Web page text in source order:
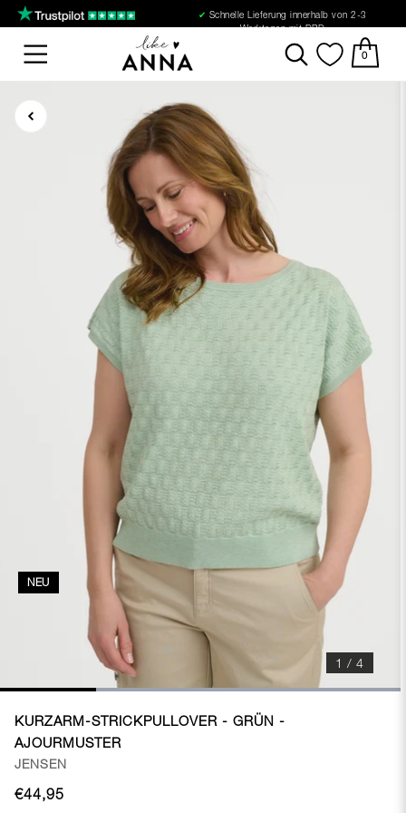
✔ Schnelle Lieferung innerhalb von 2-3
Werktagen mit DPD
0
1 / 4
KURZARM-STRICKPULLOVER - GRÜN -
AJOURMUSTER
JENSEN
€44,95
NEU